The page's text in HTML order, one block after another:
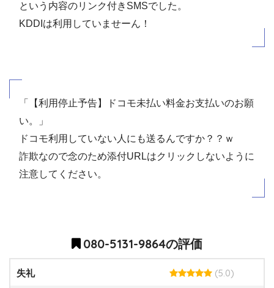
という内容のリンク付きSMSでした。
KDDIは利用していませーん！
「【利用停止予告】ドコモ未払い料金お支払いのお願
い。」
ドコモ利用していない人にも送るんですか？？ｗ
詐欺なので念のため添付URLはクリックしないように
注意してください。
080-5131-9864の評価
失礼 (5.0)